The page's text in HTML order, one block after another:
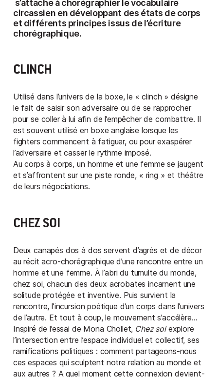
s’attache à chorégraphier le vocabulaire
circassien en développant des états de corps
et différents principes issus de l’écriture
chorégraphique.
CLINCH
Utilisé dans l’univers de la boxe, le « clinch » désigne
le fait de saisir son adversaire ou de se rapprocher
pour se coller à lui afin de l’empêcher de combattre. Il
est souvent utilisé en boxe anglaise lorsque les
fighters commencent à fatiguer, ou pour exaspérer
l’adversaire et casser le rythme imposé.
Au corps à corps, un homme et une femme se jaugent
et s’affrontent sur une piste ronde, « ring » et théâtre
de leurs négociations.
CHEZ SOI
Deux canapés dos à dos servent d’agrès et de décor
au récit acro-chorégraphique d’une rencontre entre un
homme et une femme. À l’abri du tumulte du monde,
chez soi, chacun des deux acrobates incarnent une
solitude protégée et inventive. Puis survient la
rencontre, l’incursion poétique d’un corps dans l’univers
de l’autre. Et tout à coup, le mouvement s’accélère…
Inspiré de l’essai de Mona Chollet, Chez soiexplore
l’intersection entre l’espace individuel et collectif, ses
ramifications politiques : comment partageons-nous
ces espaces qui sculptent notre relation au monde et
aux autres ? A quel moment cette connexion devient-